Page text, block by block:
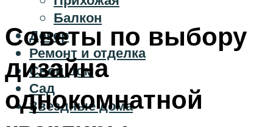
Балкон
Декор
Ремонт и отделка
Свой дом
Сад
Звездные дома
Советы по выбору
дизайна
однокомнатной